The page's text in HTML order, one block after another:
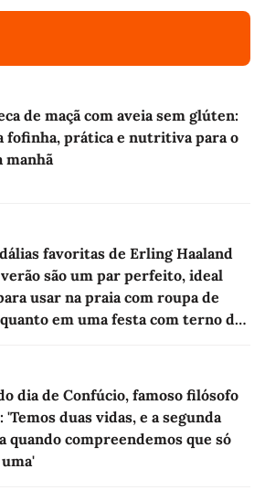
de maçã com aveia sem glúten:
fofinha, prática e nutritiva para o
manhã
favoritas de Erling Haaland
são um par perfeito, ideal
usar na praia com roupa de
em uma festa com terno de
dia de Confúcio, famoso filósofo
'Temos duas vidas, e a segunda
quando compreendemos que só